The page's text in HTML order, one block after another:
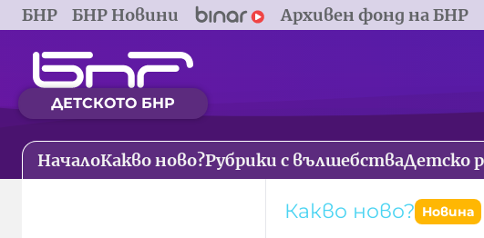
БНР БНР Новини Архивен фонд на БНР
ДЕТСКОТО БНР
НачалоКакво ново?Рубрики с вълшебстваДетско
Какво ново? Новина